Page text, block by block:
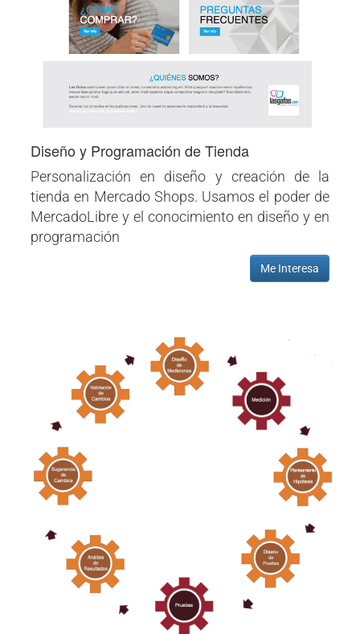
Diseño y Programación de Tienda
Personalización en diseño y creación de la
tienda en Mercado Shops. Usamos el poder de
MercadoLibre y el conocimiento en diseño y en
programación
Me Interesa